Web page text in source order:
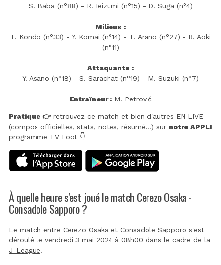
S. Baba (n°88) - R. Ieizumi (n°15) - D. Suga (n°4)
Milieux :
T. Kondo (n°33) - Y. Komai (n°14) - T. Arano (n°27) - R. Aoki
(n°11)
Attaquants :
Y. Asano (n°18) - S. Sarachat (n°19) - M. Suzuki (n°7)
Entraîneur :M. Petrović
Pratique 👉retrouvez ce match et bien d'autres EN LIVE
(compos officielles, stats, notes, résumé...) sur notre APPLI
programme TV Foot 👇
À quelle heure s'est joué le match Cerezo Osaka -
Consadole Sapporo ?
Le match entre Cerezo Osaka et Consadole Sapporo s'est
déroulé le vendredi 3 mai 2024 à 08h00 dans le cadre de la
J-League.